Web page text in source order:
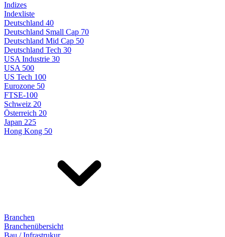
Indizes
Indexliste
Deutschland 40
Deutschland Small Cap 70
Deutschland Mid Cap 50
Deutschland Tech 30
USA Industrie 30
USA 500
US Tech 100
Eurozone 50
FTSE-100
Schweiz 20
Österreich 20
Japan 225
Hong Kong 50
Branchen
Branchenübersicht
Bau / Infrastrukur